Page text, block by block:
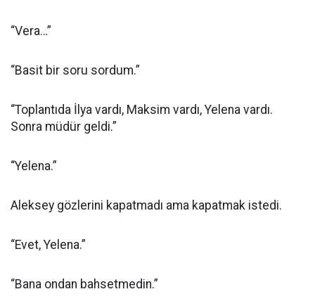
“Vera…”
“Basit bir soru sordum.”
“Toplantıda İlya vardı, Maksim vardı, Yelena vardı.
Sonra müdür geldi.”
“Yelena.”
Aleksey gözlerini kapatmadı ama kapatmak istedi.
“Evet, Yelena.”
“Bana ondan bahsetmedin.”